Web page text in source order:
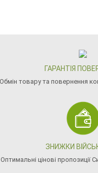
ГАРАНТІЯ
Обмін товару та повернення
ЗНИЖКИ
Оптимальні цінові пропозиції